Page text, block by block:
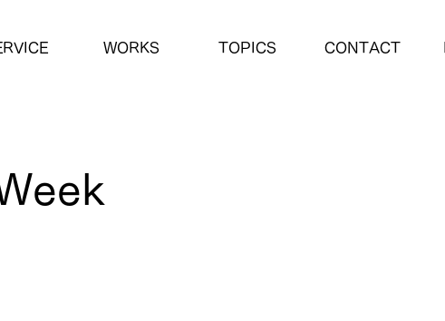
WORKS TOPICS CONTACT